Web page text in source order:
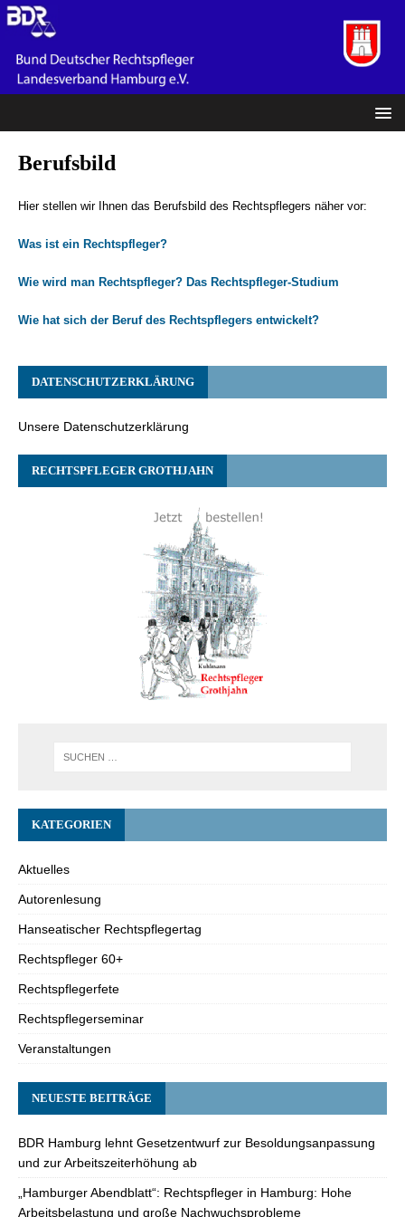
Berufsbild
Hier stellen wir Ihnen das Berufsbild des Rechtspflegers näher vor:
Was ist ein Rechtspfleger?
Wie wird man Rechtspfleger? Das Rechtspfleger-Studium
Wie hat sich der Beruf des Rechtspflegers entwickelt?
DATENSCHUTZERKLÄRUNG
Unsere Datenschutzerklärung
RECHTSPFLEGER GROTHJAHN
KATEGORIEN
Aktuelles
Autorenlesung
Hanseatischer Rechtspflegertag
Rechtspfleger 60+
Rechtspflegerfete
Rechtspflegerseminar
Veranstaltungen
NEUESTE BEITRÄGE
BDR Hamburg lehnt Gesetzentwurf zur Besoldungsanpassung
und zur Arbeitszeiterhöhung ab
„Hamburger Abendblatt“: Rechtspfleger in Hamburg: Hohe
Arbeitsbelastung und große Nachwuchsprobleme